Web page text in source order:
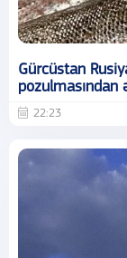
Gürcüstan
pozulmasından
22:23